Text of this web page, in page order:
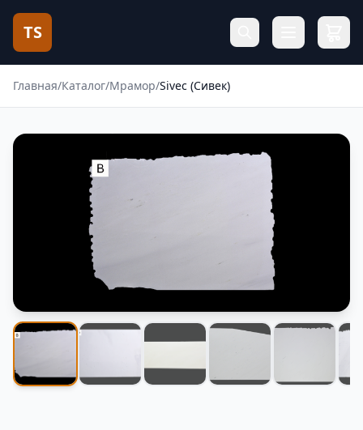
TS
Главная/Каталог/Мрамор/Sivec (Сивек)
Фотогалерея